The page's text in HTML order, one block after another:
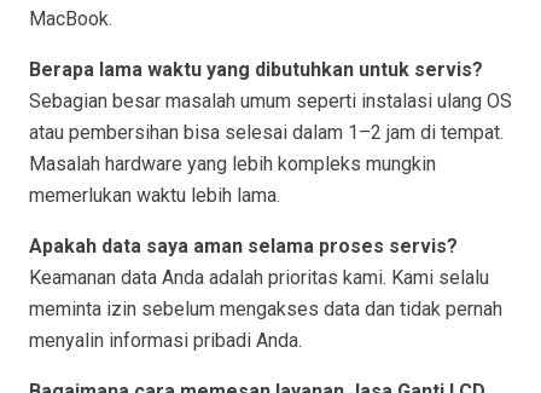
MacBook.
Berapa lama waktu yang dibutuhkan untuk servis?
Sebagian besar masalah umum seperti instalasi ulang OS
atau pembersihan bisa selesai dalam 1–2 jam di tempat.
Masalah hardware yang lebih kompleks mungkin
memerlukan waktu lebih lama.
Apakah data saya aman selama proses servis?
Keamanan data Anda adalah prioritas kami. Kami selalu
meminta izin sebelum mengakses data dan tidak pernah
menyalin informasi pribadi Anda.